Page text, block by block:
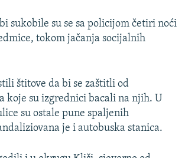
sukobile su se sa policijom četiri noći
tokom jačanja socijalnih
štitove da bi se zaštitli od
koje su izgrednici bacali na njih. U
su ostale pune spaljenih
je i autobuska stanica.